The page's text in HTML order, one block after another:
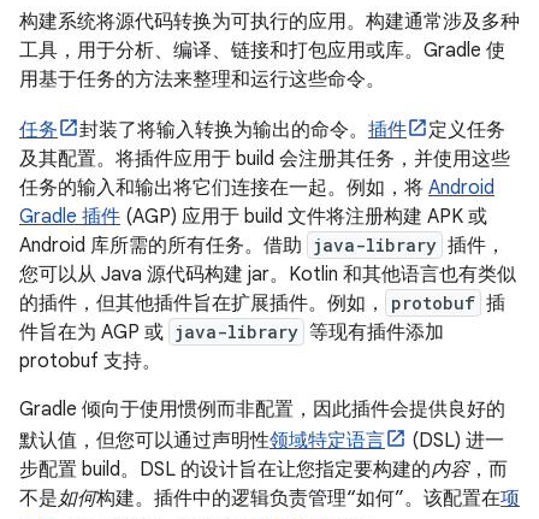
构建系统将源代码转换为可执行的应用。构建通常涉及多种
工具，用于分析、编译、链接和打包应用或库。Gradle 使
用基于任务的方法来整理和运行这些命令。
任务 封装了将输入转换为输出的命令。 插件
定义任务
及其配置。将插件应用于 build 会注册其任务，并使用这些
任务的输入和输出将它们连接在一起。例如，将 Android
Gradle 插件 (AGP) 应用于 build 文件将注册构建 APK 或
Android 库所需的所有任务。借助 java-library 插件，
您可以从 Java 源代码构建 jar。Kotlin 和其他语言也有类似
的插件，但其他插件旨在扩展插件。例如，
protobuf 插
件旨在为 AGP 或 java-library 等现有插件添加
protobuf 支持。
Gradle 倾向于使用惯例而非配置，因此插件会提供良好的
默认值，但您可以通过声明性领域特定语言
(DSL) 进一
步配置 build。DSL 的设计旨在让您指定要构建的内容，而
不是如何构建。插件中的逻辑负责管理“如何”。该配置在项